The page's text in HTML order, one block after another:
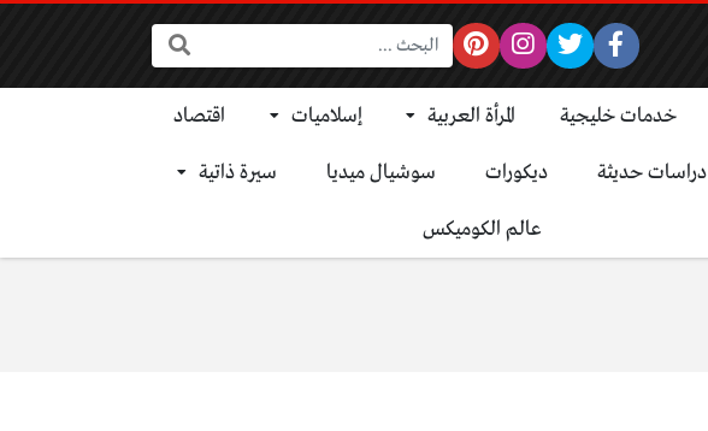
البحث:
خدمات خليجية المرأة العربية إسلاميات اقتصاد
دراسات حديثة ديكورات سوشيال ميديا سيرة ذاتية
عالم الكوميكس